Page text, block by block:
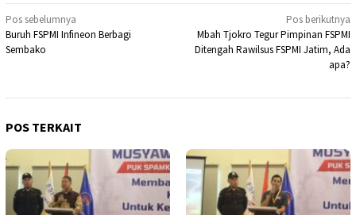
Navigasi
pos
Pos sebelumnya
Buruh FSPMI Infineon Berbagi
Sembako
Pos berikutnya
Mbah Tjokro Tegur Pimpinan FSPMI
Ditengah Rawilsus FSPMI Jatim, Ada
apa?
POS TERKAIT